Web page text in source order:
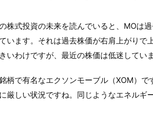
株式投資の未来を読んでいると、MOは
います。それは過去株価が右肩上がりで
いわけですが、最近の株価は低迷していま
柄で有名なエクソンモーブル（XOM）
厳しい状況ですね。同じようなエネルギ